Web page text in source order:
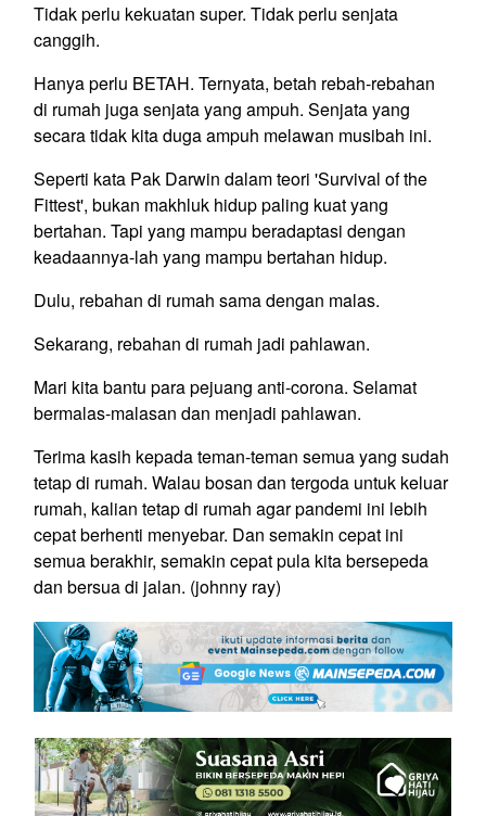
Tidak perlu kekuatan super. Tidak perlu senjata
canggih.
Hanya perlu BETAH. Ternyata, betah rebah-rebahan
di rumah juga senjata yang ampuh. Senjata yang
secara tidak kita duga ampuh melawan musibah ini.
Seperti kata Pak Darwin dalam teori 'Survival of the
Fittest', bukan makhluk hidup paling kuat yang
bertahan. Tapi yang mampu beradaptasi dengan
keadaannya-lah yang mampu bertahan hidup.
Dulu, rebahan di rumah sama dengan malas.
Sekarang, rebahan di rumah jadi pahlawan.
Mari kita bantu para pejuang anti-corona. Selamat
bermalas-malasan dan menjadi pahlawan.
Terima kasih kepada teman-teman semua yang sudah
tetap di rumah. Walau bosan dan tergoda untuk keluar
rumah, kalian tetap di rumah agar pandemi ini lebih
cepat berhenti menyebar. Dan semakin cepat ini
semua berakhir, semakin cepat pula kita bersepeda
dan bersua di jalan. (johnny ray)